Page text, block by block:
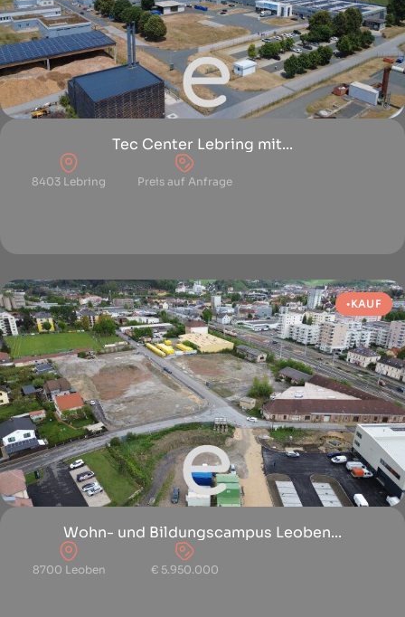
Tec Center Lebring mit...
8403 Lebring Preis auf Anfrage
KAUF
Wohn- und Bildungscampus Leoben...
8700 Leoben € 5.950.000